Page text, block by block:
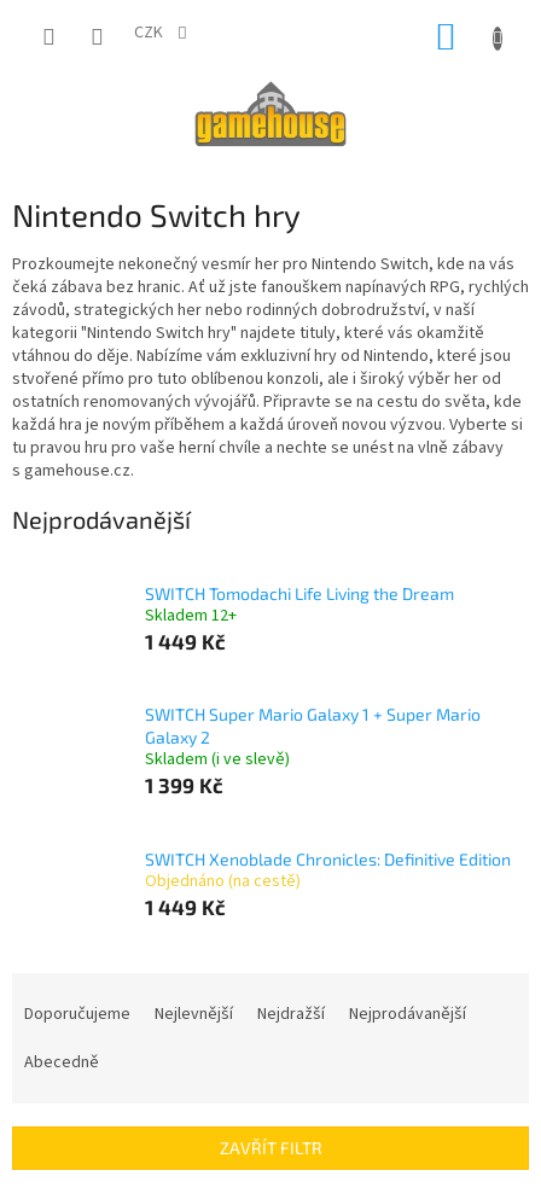
CZK
Nintendo Switch hry
Prozkoumejte nekonečný vesmír her pro Nintendo Switch, kde na vás
čeká zábava bez hranic. Ať už jste fanouškem napínavých RPG, rychlých
závodů, strategických her nebo rodinných dobrodružství, v naší
kategorii "Nintendo Switch hry" najdete tituly, které vás okamžitě
vtáhnou do děje. Nabízíme vám exkluzivní hry od Nintendo, které jsou
stvořené přímo pro tuto oblíbenou konzoli, ale i široký výběr her od
ostatních renomovaných vývojářů. Připravte se na cestu do světa, kde
každá hra je novým příběhem a každá úroveň novou výzvou. Vyberte si
tu pravou hru pro vaše herní chvíle a nechte se unést na vlně zábavy
s gamehouse.cz.
Nejprodávanější
SWITCH Tomodachi Life Living the Dream
Skladem 12+
1 449 Kč
SWITCH Super Mario Galaxy 1 + Super Mario
Galaxy 2
Skladem (i ve slevě)
1 399 Kč
SWITCH Xenoblade Chronicles: Definitive Edition
Objednáno (na cestě)
1 449 Kč
r
Doporučujeme Nejlevnější Nejdražší
Nejprodávanější
Abecedně
ZAVŘÍT FILTR